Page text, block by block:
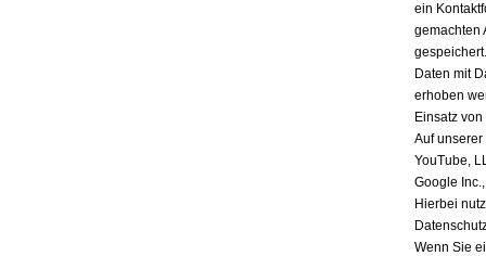
ein
gemachten
Daten mit
erhoben
Einsatz
Auf
YouTube,
Google
Hierbei
Wenn Sie